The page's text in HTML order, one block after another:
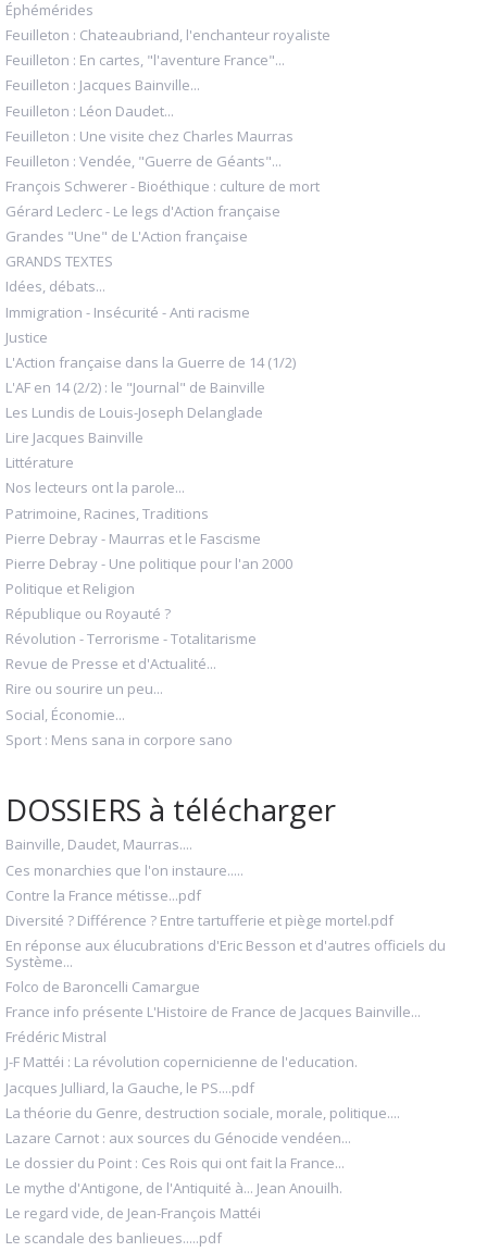
Éphémérides
Feuilleton : Chateaubriand, l'enchanteur royaliste
Feuilleton : En cartes, "l'aventure France"...
Feuilleton : Jacques Bainville...
Feuilleton : Léon Daudet...
Feuilleton : Une visite chez Charles Maurras
Feuilleton : Vendée, "Guerre de Géants"...
François Schwerer - Bioéthique : culture de mort
Gérard Leclerc - Le legs d'Action française
Grandes "Une" de L'Action française
GRANDS TEXTES
Idées, débats...
Immigration - Insécurité - Anti racisme
Justice
L'Action française dans la Guerre de 14 (1/2)
L'AF en 14 (2/2) : le "Journal" de Bainville
Les Lundis de Louis-Joseph Delanglade
Lire Jacques Bainville
Littérature
Nos lecteurs ont la parole...
Patrimoine, Racines, Traditions
Pierre Debray - Maurras et le Fascisme
Pierre Debray - Une politique pour l'an 2000
Politique et Religion
République ou Royauté ?
Révolution - Terrorisme - Totalitarisme
Revue de Presse et d'Actualité...
Rire ou sourire un peu...
Social, Économie...
Sport : Mens sana in corpore sano
DOSSIERS à télécharger
Bainville, Daudet, Maurras....
Ces monarchies que l'on instaure.....
Contre la France métisse...pdf
Diversité ? Différence ? Entre tartufferie et piège mortel.pdf
En réponse aux élucubrations d'Eric Besson et d'autres officiels du
Système...
Folco de Baroncelli Camargue
France info présente L'Histoire de France de Jacques Bainville...
Frédéric Mistral
J-F Mattéi : La révolution copernicienne de l'education.
Jacques Julliard, la Gauche, le PS....pdf
La théorie du Genre, destruction sociale, morale, politique....
Lazare Carnot : aux sources du Génocide vendéen...
Le dossier du Point : Ces Rois qui ont fait la France...
Le mythe d'Antigone, de l'Antiquité à... Jean Anouilh.
Le regard vide, de Jean-François Mattéi
Le scandale des banlieues.....pdf